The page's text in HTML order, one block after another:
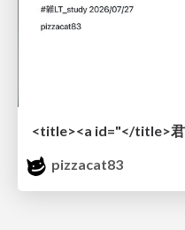
pizzacat83